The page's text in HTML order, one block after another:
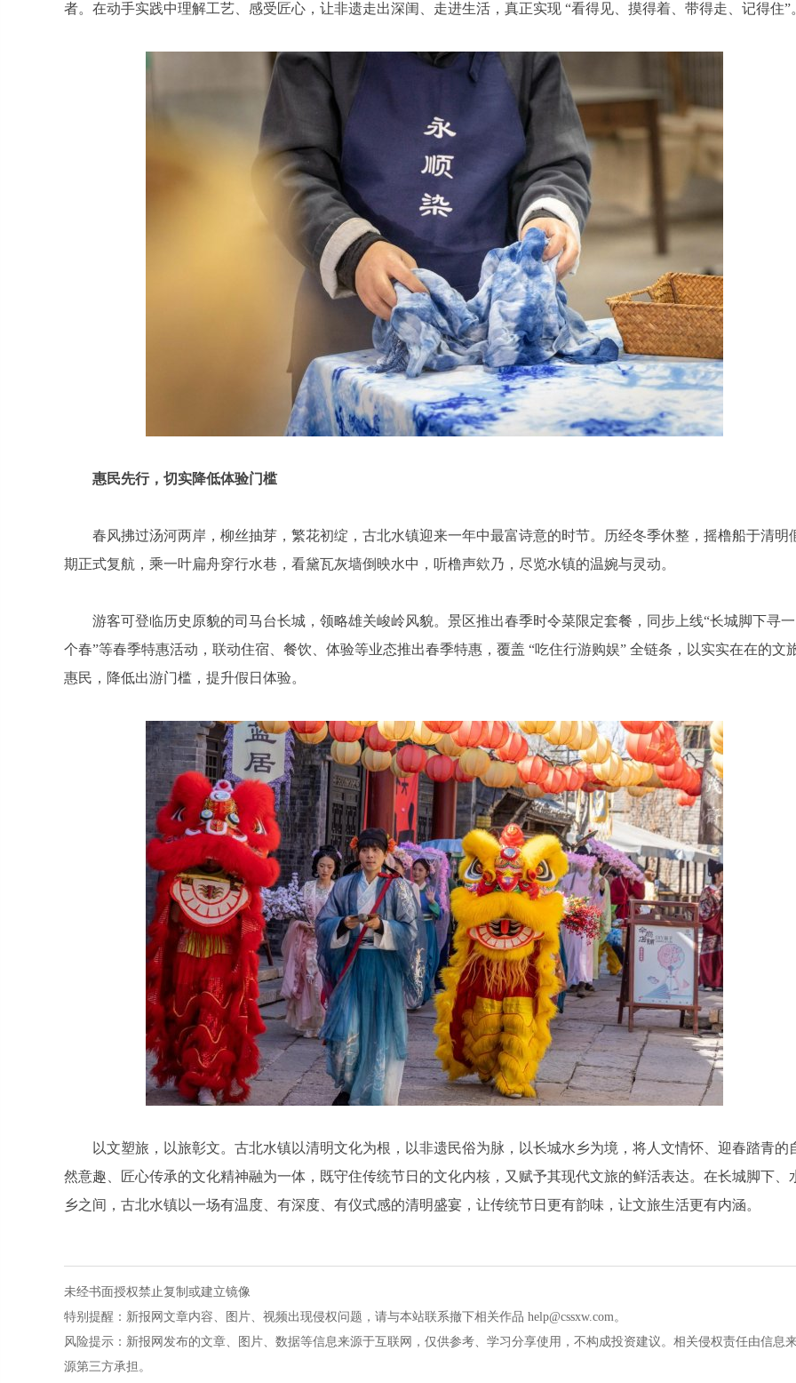
者。在动手实践中理解工艺、感受匠心，让非遗走出深闺、走进生活，真正实现 “看得见、摸得着、带得走、记得住”
惠民先行，切实降低体验门槛
春风拂过汤河两岸，柳丝抽芽，繁花初绽，古北水镇迎来一年中最富诗意的时节。历经冬季休整，摇橹船于清明
期正式复航，乘一叶扁舟穿行水巷，看黛瓦灰墙倒映水中，听橹声欸乃，尽览水镇的温婉与灵动。
游客可登临历史原貌的司马台长城，领略雄关峻岭风貌。景区推出春季时令菜限定套餐，同步上线“长城脚下寻一
个春”等春季特惠活动，联动住宿、餐饮、体验等业态推出春季特惠，覆盖 “吃住行游购娱” 全链条，以实实在在的文
惠民，降低出游门槛，提升假日体验。
以文塑旅，以旅彰文。古北水镇以清明文化为根，以非遗民俗为脉，以长城水乡为境，将人文情怀、迎春踏青的
然意趣、匠心传承的文化精神融为一体，既守住传统节日的文化内核，又赋予其现代文旅的鲜活表达。在长城脚下、
乡之间，古北水镇以一场有温度、有深度、有仪式感的清明盛宴，让传统节日更有韵味，让文旅生活更有内涵。
未经书面授权禁止复制或建立镜像
特别提醒：新报网文章内容、图片、视频出现侵权问题，请与本站联系撤下相关作品 help@cssxw.com。
风险提示：新报网发布的文章、图片、数据等信息来源于互联网，仅供参考、学习分享使用，不构成投资建议。相关侵权责任由信息
源第三方承担。